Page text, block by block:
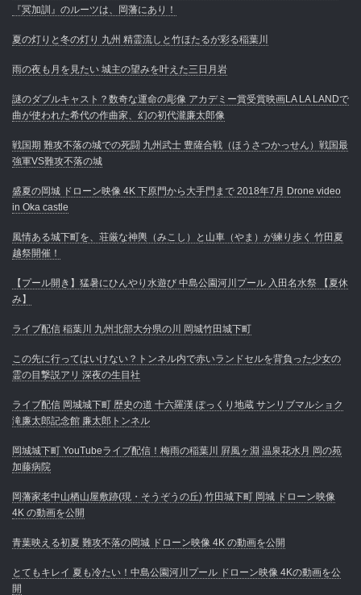
『冥加訓』のルーツは、岡藩にあり！
夏の灯りと冬の灯り 九州 精霊流しと竹ほたるが彩る稲葉川
雨の夜も月を見たい 城主の望みを叶えた三日月岩
謎のダブルキャスト？数奇な運命の彫像 アカデミー賞受賞映画LA LA LANDで
曲が使われた希代の作曲家、幻の初代瀧廉太郎像
戦国期 難攻不落の城での死闘 九州武士 豊薩合戦（ほうさつかっせん）戦国最
強軍VS難攻不落の城
盛夏の岡城 ドローン映像 4K 下原門から大手門まで 2018年7月 Drone video
in Oka castle
風情ある城下町を、荘厳な神輿（みこし）と山車（やま）が練り歩く 竹田夏
越祭開催！
【プール開き】猛暑にひんやり水遊び 中島公園河川プール 入田名水祭 【夏休
み】
ライブ配信 稲葉川 九州北部大分県の川 岡城竹田城下町
この先に行ってはいけない？トンネル内で赤いランドセルを背負った少女の
霊の目撃説アリ 深夜の生目社
ライブ配信 岡城城下町 歴史の道 十六羅漢 ぽっくり地蔵 サンリブマルショク
滝廉太郎記念館 廉太郎トンネル
岡城城下町 YouTubeライブ配信！梅雨の稲葉川 屛風ヶ淵 温泉花水月 岡の苑
加藤病院
岡藩家老中山栖山屋敷跡(現・そうぞうの丘) 竹田城下町 岡城 ドローン映像
4K の動画を公開
青葉映える初夏 難攻不落の岡城 ドローン映像 4K の動画を公開
とてもキレイ 夏も冷たい！中島公園河川プール ドローン映像 4Kの動画を公
開